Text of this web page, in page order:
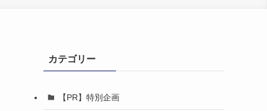
カテゴリー
【PR】特別企画